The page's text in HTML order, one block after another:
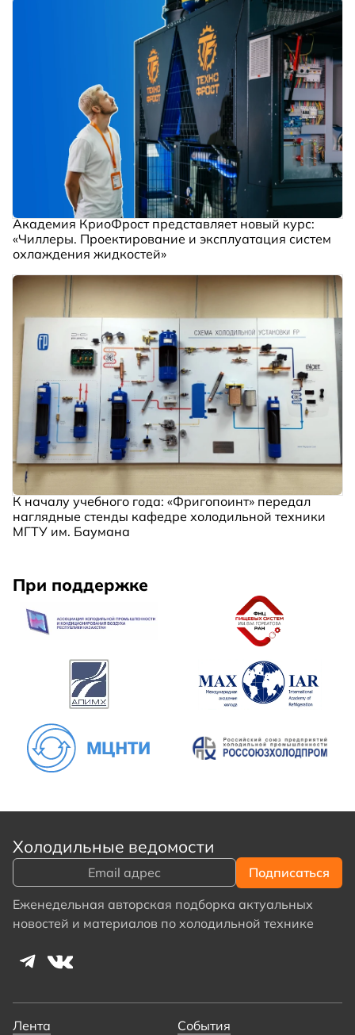
Академия КриоФрост представляет новый курс:
«Чиллеры. Проектирование и эксплуатация систем
охлаждения жидкостей»
К началу учебного года: «Фригопоинт» передал
наглядные стенды кафедре холодильной техники
МГТУ им. Баумана
При поддержке
Холодильные ведомости
Еженедельная авторская подборка актуальных
новостей и материалов по холодильной технике
Лента События